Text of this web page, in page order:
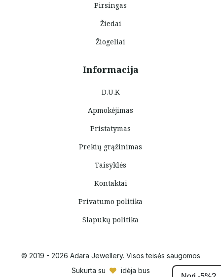
Pirsingas
Žiedai
Žiogeliai
Informacija
D.U.K
Apmokėjimas
Pristatymas
Prekių grąžinimas
Taisyklės
Kontaktai
Privatumo politika
Slapukų politika
© 2019 - 2026 Adara Jewellery. Visos teisės saugomos
Sukurta su
idėja bus